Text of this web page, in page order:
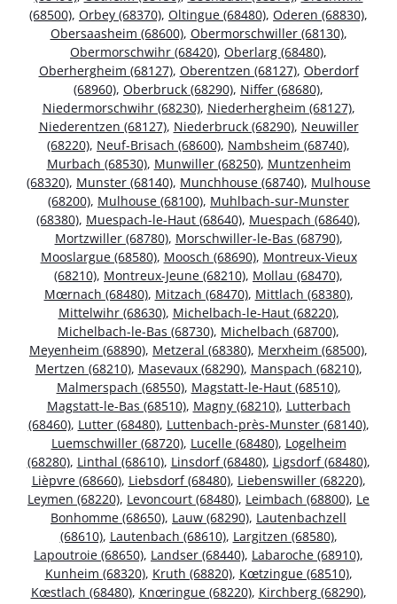
(68500), Orbey (68370), Oltingue (68480), Oderen (68830),
Obersaasheim (68600), Obermorschwiller (68130),
Obermorschwihr (68420), Oberlarg (68480),
Oberhergheim (68127), Oberentzen (68127), Oberdorf
(68960), Oberbruck (68290), Niffer (68680),
Niedermorschwihr (68230), Niederhergheim (68127),
Niederentzen (68127), Niederbruck (68290), Neuwiller
(68220), Neuf-Brisach (68600), Nambsheim (68740),
Murbach (68530), Munwiller (68250), Muntzenheim
(68320), Munster (68140), Munchhouse (68740), Mulhouse
(68200), Mulhouse (68100), Muhlbach-sur-Munster
(68380), Muespach-le-Haut (68640), Muespach (68640),
Mortzwiller (68780), Morschwiller-le-Bas (68790),
Mooslargue (68580), Moosch (68690), Montreux-Vieux
(68210), Montreux-Jeune (68210), Mollau (68470),
Mœrnach (68480), Mitzach (68470), Mittlach (68380),
Mittelwihr (68630), Michelbach-le-Haut (68220),
Michelbach-le-Bas (68730), Michelbach (68700),
Meyenheim (68890), Metzeral (68380), Merxheim (68500),
Mertzen (68210), Masevaux (68290), Manspach (68210),
Malmerspach (68550), Magstatt-le-Haut (68510),
Magstatt-le-Bas (68510), Magny (68210), Lutterbach
(68460), Lutter (68480), Luttenbach-près-Munster (68140),
Luemschwiller (68720), Lucelle (68480), Logelheim
(68280), Linthal (68610), Linsdorf (68480), Ligsdorf (68480),
Lièpvre (68660), Liebsdorf (68480), Liebenswiller (68220),
Leymen (68220), Levoncourt (68480), Leimbach (68800), Le
Bonhomme (68650), Lauw (68290), Lautenbachzell
(68610), Lautenbach (68610), Largitzen (68580),
Lapoutroie (68650), Landser (68440), Labaroche (68910),
Kunheim (68320), Kruth (68820), Kœtzingue (68510),
Kœstlach (68480), Knœringue (68220), Kirchberg (68290),